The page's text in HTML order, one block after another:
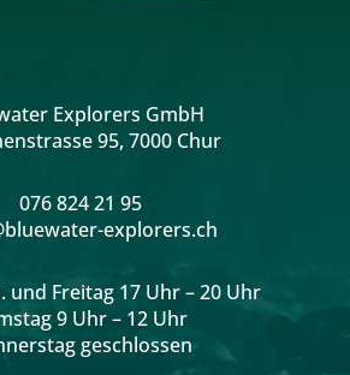
Explorers GmbH
95, 7000 Chur
076 824 21 95
explorers.ch
und Freitag 17 Uhr – 20 Uhr
9 Uhr– 12 Uhr
geschlossen